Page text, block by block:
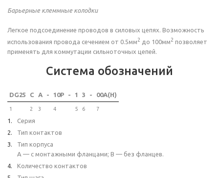
Барьерные клеммные колодки
Легкое подсоединение проводов в силовых цепях. Возможность
использования провода сечением от 0.5мм2 до 100мм2 позволяет
применять для коммутации сильноточных цепей.
Система обозначений
DG25 C A - 10P - 1 3 - 00A(H)
1 2 3 4 5 6 7
Серия
Тип контактов
Тип корпуса
A — с монтажными фланцами; B — без фланцев.
Количество контактов